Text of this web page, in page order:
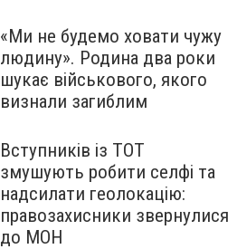
«Ми не будемо ховати чужу
людину». Родина два роки
шукає військового, якого
визнали загиблим
Вступників із ТОТ
змушують робити селфі та
надсилати геолокацію:
правозахисники звернулися
до МОН